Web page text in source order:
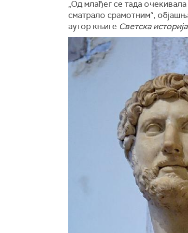
„Од млађег се тада
сматрало срамотним“,
аутор књиге Светска